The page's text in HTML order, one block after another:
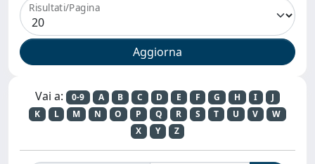
Risultati/Pagina
Vai a: 0-9 A B C D E F G H I
J
K
L M N O P Q R S T U V
W
X
Y Z